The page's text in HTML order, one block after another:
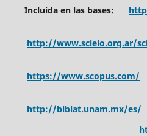
Incluida en las bases:
http://www.scielo.org.ar/
https://www.scopus.com/
http://biblat.unam.mx/es/